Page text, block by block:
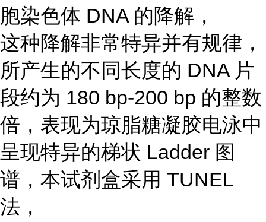
胞染色体 DNA 的降解，
这种降解非常特异并有规律，
所产生的不同长度的 DNA 片
段约为 180 bp-200 bp 的整数
倍，表现为琼脂糖凝胶电泳中
呈现特异的梯状 Ladder 图
谱，本试剂盒采用 TUNEL
法，